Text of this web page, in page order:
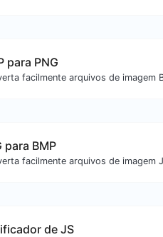
para PNG
para BMP
de JS